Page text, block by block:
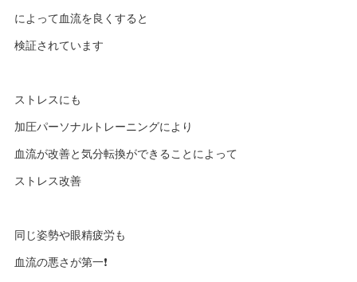
によって血流を良くすると
検証されています
ストレスにも
加圧パーソナルトレーニングにより
血流が改善と気分転換ができることによって
ストレス改善
同じ姿勢や眼精疲労も
血流の悪さが第一❗️